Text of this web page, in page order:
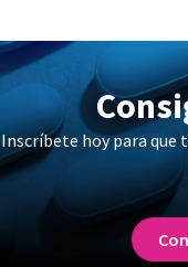
Inscríbete hoy para que